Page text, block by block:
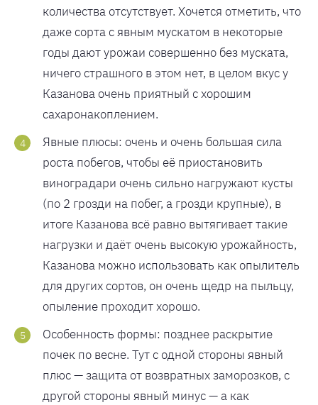
количества отсутствует. Хочется отметить, что
даже сорта с явным мускатом в некоторые
годы дают урожаи совершенно без муската,
ничего страшного в этом нет, в целом вкус у
Казанова очень приятный с хорошим
сахаронакоплением.
Явные плюсы: очень и очень большая сила
роста побегов, чтобы её приостановить
виноградари очень сильно нагружают кусты
(по 2 грозди на побег, а грозди крупные), в
итоге Казанова всё равно вытягивает такие
нагрузки и даёт очень высокую урожайность,
Казанова можно использовать как опылитель
для других сортов, он очень щедр на пыльцу,
опыление проходит хорошо.
Особенность формы: позднее раскрытие
почек по весне. Тут с одной стороны явный
плюс — защита от возвратных заморозков, с
другой стороны явный минус — а как